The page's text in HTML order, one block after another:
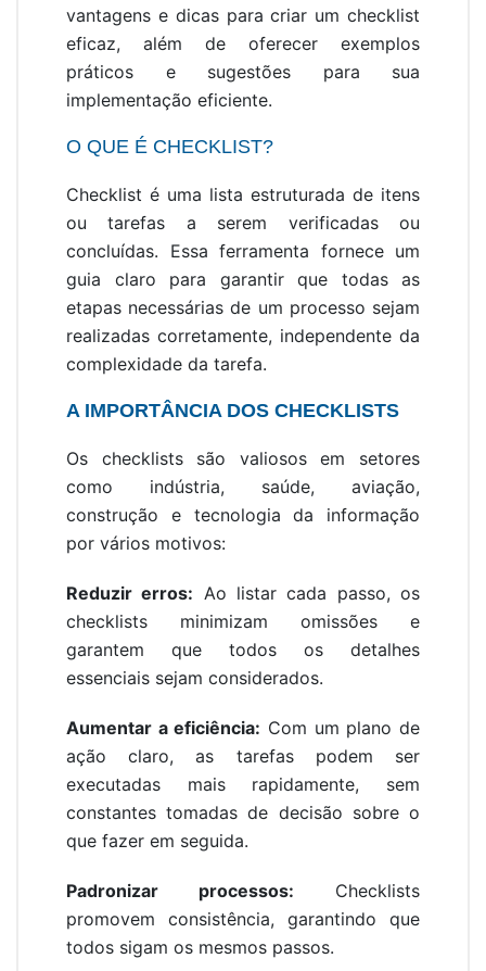
vantagens e dicas para criar um checklist
eficaz, além de oferecer exemplos
práticos e sugestões para sua
implementação eficiente.
O QUE É CHECKLIST?
Checklist é uma lista estruturada de itens
ou tarefas a serem verificadas ou
concluídas. Essa ferramenta fornece um
guia claro para garantir que todas as
etapas necessárias de um processo sejam
realizadas corretamente, independente da
complexidade da tarefa.
A IMPORTÂNCIA DOS CHECKLISTS
Os checklists são valiosos em setores
como indústria, saúde, aviação,
construção e tecnologia da informação
por vários motivos:
Reduzir erros: Ao listar cada passo, os
checklists minimizam omissões e
garantem que todos os detalhes
essenciais sejam considerados.
Aumentar a eficiência: Com um plano de
ação claro, as tarefas podem ser
executadas mais rapidamente, sem
constantes tomadas de decisão sobre o
que fazer em seguida.
Padronizar processos: Checklists
promovem consistência, garantindo que
todos sigam os mesmos passos.